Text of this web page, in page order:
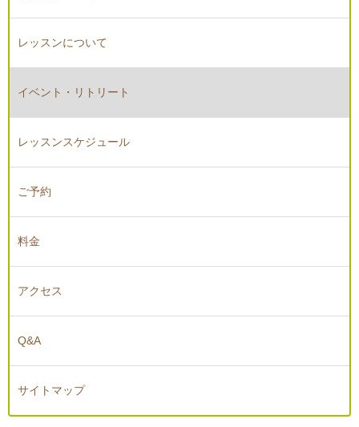
レッスンについて
イベント・リトリート
レッスンスケジュール
ご予約
料金
アクセス
Q&A
サイトマップ